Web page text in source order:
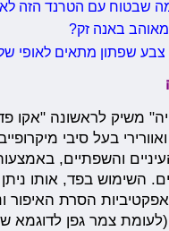
מה שבטוח עם הטרנד הזה
באנה זק?
צבע שפתון מתאים לאופי
משיק לראשונה "אקו
בעל סיבי
העיניים והשפתיים,
השימוש בפד, אותו
הסרת האיפור
(לעומת צמר גפן לדוגמא